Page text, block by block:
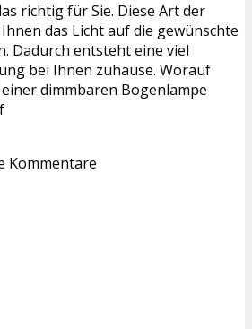
richtig für Sie. Diese Art der
das Licht auf die gewünschte
Dadurch entsteht eine viel
bei Ihnen zuhause. Worauf
dimmbaren Bogenlampe
Kommentare